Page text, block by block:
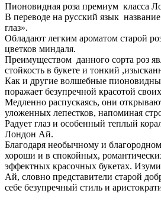
Пионовидная роза премиум класса
В переводе на русский язык
глаз».
Обладают легким ароматом старой
цветков миндаля.
Преимуществом данного сорта роз
стойкость в букете и тонкий
Как и другие волшебные
поражает безупречной красотой
Медленно распускаясь, они
уложенных лепестков, напоминая
Радует глаз и особенный теплый
Лондон Ай.
Благодаря необычному и
хороши и в спокойных,
эффектных красочных букетах.
Ай, словно представители старой
себе безупречный стиль и